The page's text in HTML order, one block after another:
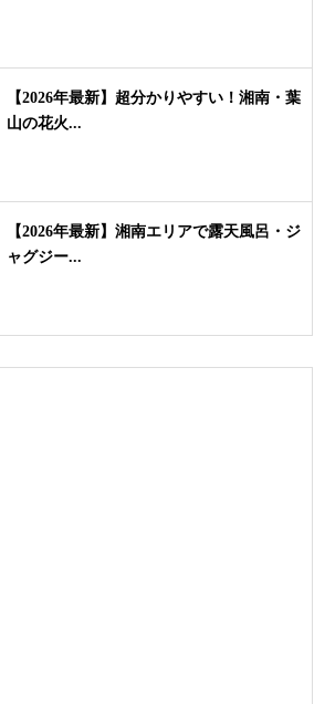
【2026年最新】超分かりやすい！湘南・葉
山の花火...
【2026年最新】湘南エリアで露天風呂・ジ
ャグジー...